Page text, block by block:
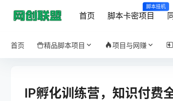
首页 脚本卡密项目
脚本挂机
首页 精品脚本项目 项目与网赚
IP孵化训练营，知识付费